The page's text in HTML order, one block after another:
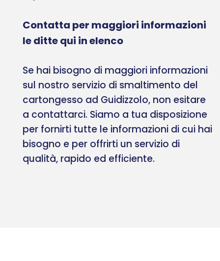
Contatta per maggiori informazioni
le ditte qui in elenco
Se hai bisogno di maggiori informazioni
sul nostro servizio di smaltimento del
cartongesso ad Guidizzolo, non esitare
a contattarci. Siamo a tua disposizione
per fornirti tutte le informazioni di cui hai
bisogno e per offrirti un servizio di
qualità, rapido ed efficiente.